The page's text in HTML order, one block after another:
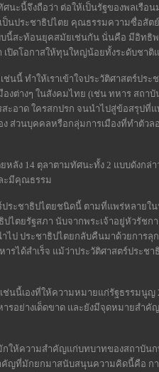
นะนี้จึงถือว่า ต่อให้เป็นรัฐของพลเรือ
ป็นประชาธิปไตย คุณธรรมความซื่อสั
นี้สะท้อนยุคสมัยเช่นกัน นั่นคือ มีอิทธิพ
เปิดโอกาสให้ทุนใหญ่น้อยทั้งระดับชา
นนี้ ทำให้เราเข้าใจประวัติศาสตร์ปร
งต่างๆ ในสังคมไทย (เช่น ทหาร สถ
สะอาด ใครสกปรก จนนำไปสู่ข้อสรุปที่
ง ส่วนบุคคลหรือกลุ่มการเมืองที่ทำตัว
หลัง 14 ตุลาตามทัศนะทั้ง 2 แบบดังกล่
ะมีคุณธรรม
ร์ประชาธิปไตยชนิดนี้ ตามที่แพร่หลาย
ไตยรัฐสภา นับจากพระเจ้าอยู่หัวรัชก
ไป ประชาธิปไตยกลับคืนมาด้วยการลุ
ารได้สำเร็จ แม้ว่าประวัติศาสตร์ประ
ช่นนี้เองที่ให้ความหมายแก่รัฐธรรมนูญ
รอย่างเด็ดขาด และยังมีจุดหมายสำ
กให้ความสำคัญแก่บทบาทของสถาบัน
ญที่มักยกมาสนับสนุนความคิดนี้คือ ก